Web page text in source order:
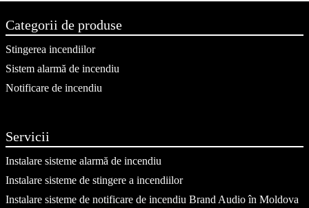
Categorii de produse
Stingerea incendiilor
Sistem alarmă de incendiu
Notificare de incendiu
Servicii
Instalare sisteme alarmă de incendiu
Instalare sisteme de stingere a incendiilor
Instalare sisteme de notificare de incendiu Brand Audio în Moldova